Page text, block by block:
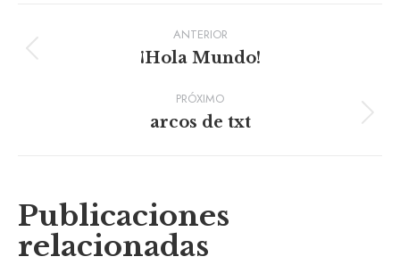
Navegación
de
ANTERIOR
Publicación
¡Hola Mundo!
PRÓXIMO
Siguiente
arcos de txt
Publicaciones
relacionadas